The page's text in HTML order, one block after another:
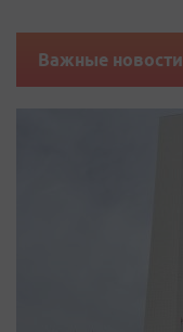
Важные новости